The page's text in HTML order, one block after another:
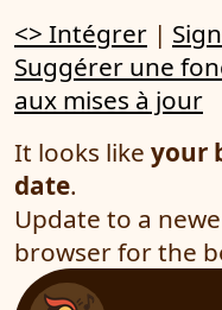
<> Intégrer |
Suggérer une
aux mises à jour
It looks like your
date.
Update to a
browser for the